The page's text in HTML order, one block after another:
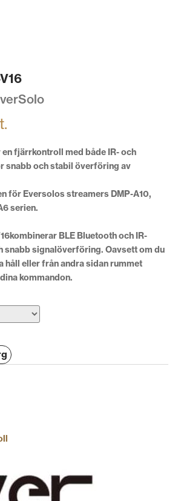
en fjärrkontroll med både IR- och
snabb och stabil överföring av
för Eversolos streamers DMP-A10,
serien.
BLE Bluetooth och IR-
snabb signalöverföring. Oavsett om du
håll eller från andra sidan rummet
kommandon.